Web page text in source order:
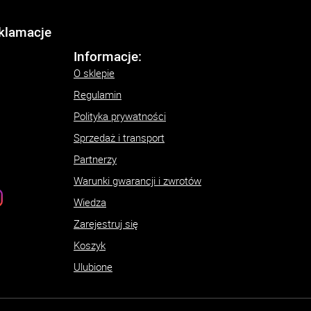
Informacje:
O sklepie
Regulamin
Polityka prywatności
Sprzedaż i transport
Partnerzy
Warunki gwarancji i zwrotów
Wiedza
Zarejestruj się
Koszyk
Ulubione